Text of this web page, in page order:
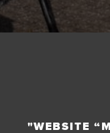
"WEBSITE